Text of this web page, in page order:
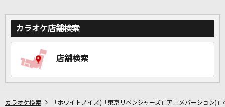
カラオケ店舗検索
店舗検索
カラオケ検索 「ホワイトノイズ(「東京リベンジャーズ」アニメバージョン)」